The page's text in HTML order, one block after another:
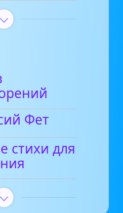
Фет
стихи для